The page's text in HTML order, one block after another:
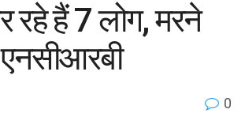
रहे हैं 7 लोग, मरने
0